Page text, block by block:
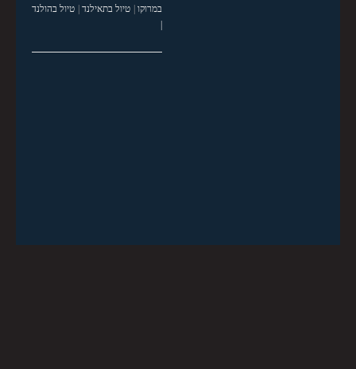
במרוקו| טיול בתאילנד| טיול בהולנד